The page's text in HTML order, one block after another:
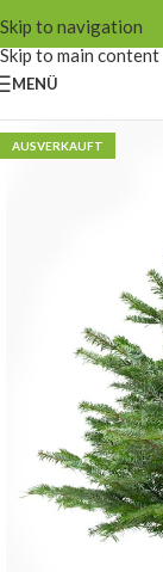
Skip to navigation
Skip to main content
MENÜ
AUSVERKAUFT